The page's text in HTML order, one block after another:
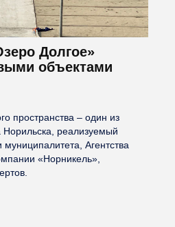
Долгое»
объектами
пространства – один из
Норильска, реализуемый
Агентства
«Норникель»,